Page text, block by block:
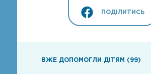
ПОДІЛИТИСЬ
ВЖЕ ДОПОМОГЛИ ДІТЯМ (99)